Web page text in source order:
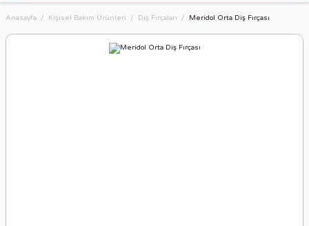
Anasayfa Kişisel Bakım Ürünleri Diş Fırçaları Meridol Orta Diş Fırçası